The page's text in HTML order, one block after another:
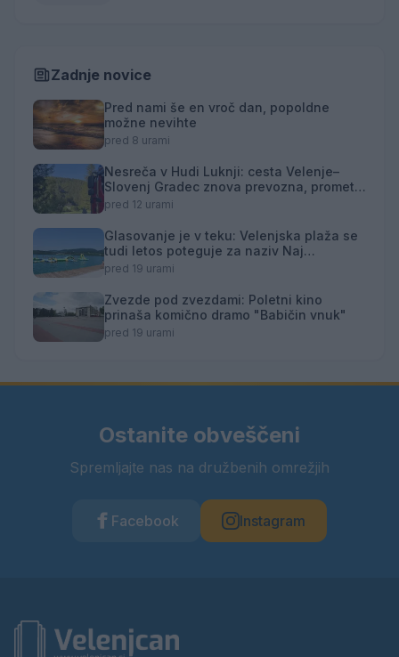
Zadnje novice
Pred nami še en vroč dan, popoldne
možne nevihte
pred 8 urami
Nesreča v Hudi Luknji: cesta Velenje–
Slovenj Gradec znova prevozna, promet
izmenično enosmeren
pred 12 urami
Glasovanje je v teku: Velenjska plaža se
tudi letos poteguje za naziv Naj
kopališče
pred 19 urami
Zvezde pod zvezdami: Poletni kino
prinaša komično dramo "Babičin vnuk"
pred 19 urami
Ostanite obveščeni
Spremljajte nas na družbenih omrežjih
Facebook Instagram